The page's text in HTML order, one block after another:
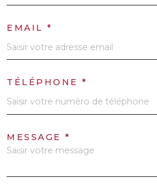
EMAIL *
TÉLÉPHONE *
MESSAGE *